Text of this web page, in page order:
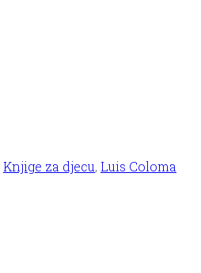
Knjige za djecu, Luis Coloma